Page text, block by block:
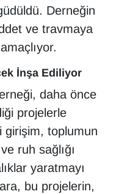
Derneğin
ve travmaya
İnşa Ediliyor
daha önce
projelerle
girişim, toplumun
ruh sağlığı
yaratmayı
bu projelerin,